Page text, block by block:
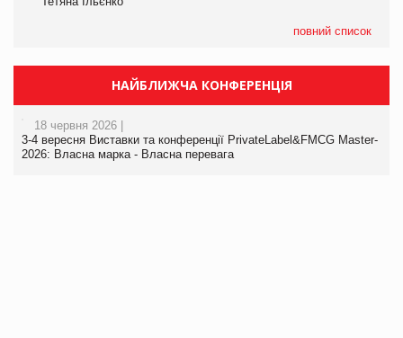
повний список
НАЙБЛИЖЧА КОНФЕРЕНЦІЯ
18 червня 2026 |
3-4 вересня Виставки та конференції PrivateLabel&FMCG Master-
2026: Власна марка - Власна перевага